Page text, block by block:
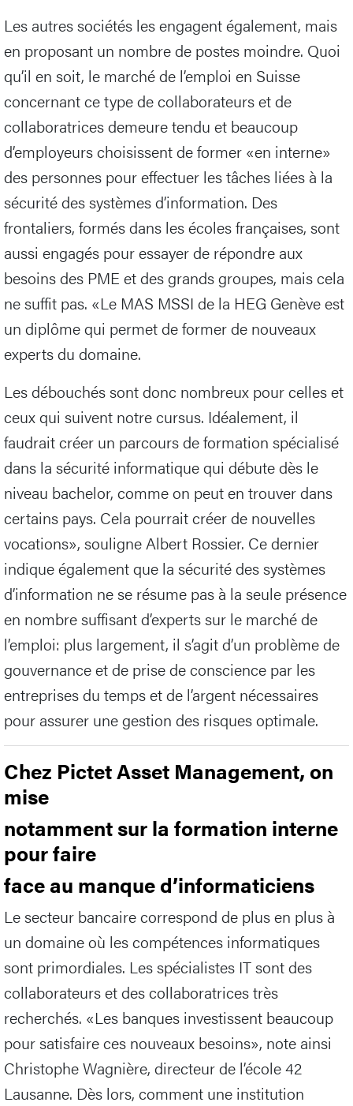
Les autres sociétés les engagent également, mais
en proposant un nombre de postes moindre. Quoi
qu’il en soit, le marché de l’emploi en Suisse
concernant ce type de collaborateurs et de
collaboratrices demeure tendu et beaucoup
d’employeurs choisissent de former «en interne»
des personnes pour effectuer les tâches liées à la
sécurité des systèmes d’information. Des
frontaliers, formés dans les écoles françaises, sont
aussi engagés pour essayer de répondre aux
besoins des PME et des grands groupes, mais cela
ne suffit pas. «Le MAS MSSI de la HEG Genève est
un diplôme qui permet de former de nouveaux
experts du domaine.
Les débouchés sont donc nombreux pour celles et
ceux qui suivent notre cursus. Idéalement, il
faudrait créer un parcours de formation spécialisé
dans la sécurité informatique qui débute dès le
niveau bachelor, comme on peut en trouver dans
certains pays. Cela pourrait créer de nouvelles
vocations», souligne Albert Rossier. Ce dernier
indique également que la sécurité des systèmes
d’information ne se résume pas à la seule présence
en nombre suffisant d’experts sur le marché de
l’emploi: plus largement, il s’agit d’un problème de
gouvernance et de prise de conscience par les
entreprises du temps et de l’argent nécessaires
pour assurer une gestion des risques optimale.
Chez Pictet Asset Management, on
mise
notamment sur la formation interne
pour faire
face au manque d’informaticiens
Le secteur bancaire correspond de plus en plus à
un domaine où les compétences informatiques
sont primordiales. Les spécialistes IT sont des
collaborateurs et des collaboratrices très
recherchés. «Les banques investissent beaucoup
pour satisfaire ces nouveaux besoins», note ainsi
Christophe Wagnière, directeur de l’école 42
Lausanne. Dès lors, comment une institution